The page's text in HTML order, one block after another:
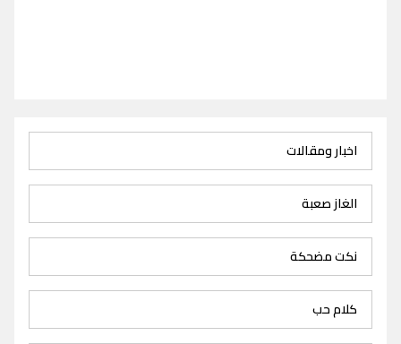
اخبار ومقالات
الغاز صعبة
نكت مضحكة
كلام حب